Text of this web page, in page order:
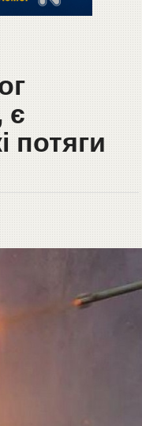
є
потяги